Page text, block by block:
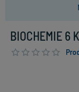
BIOCHEMIE 6